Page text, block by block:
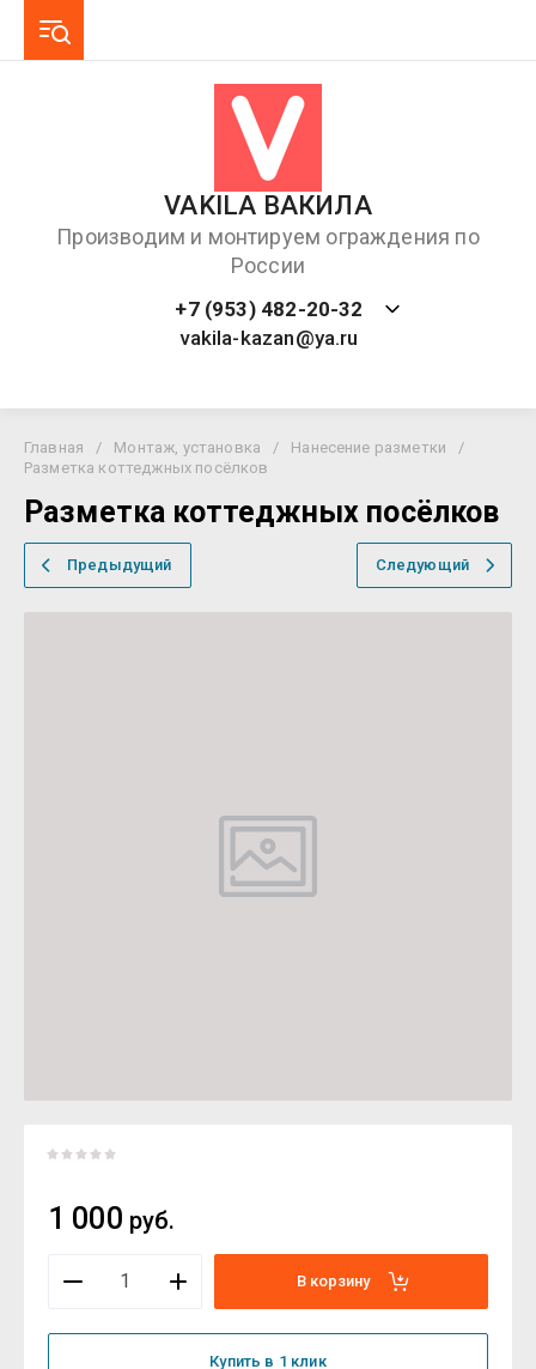
VAKILA ВАКИЛА
Производим и монтируем ограждения по
России
+7 (953) 482-20-32
vakila-kazan@ya.ru
Главная / Монтаж, установка / Нанесение разметки
/
Разметка коттеджных посёлков
Разметка коттеджных посёлков
Предыдущий Следующий
1 000 руб.
В корзину
Купить в 1 клик